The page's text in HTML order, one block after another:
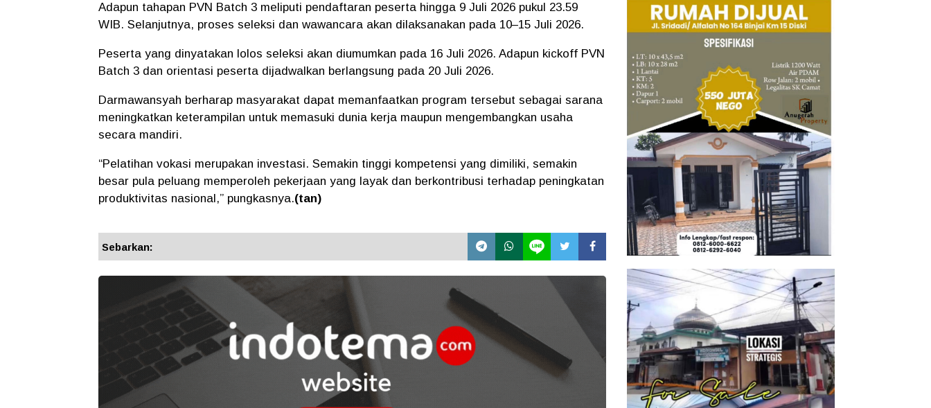
Adapun tahapan PVN Batch 3 meliputi pendaftaran peserta hingga 9 Juli 2026 pukul 23.59
WIB. Selanjutnya, proses seleksi dan wawancara akan dilaksanakan pada 10–15 Juli 2026.
Peserta yang dinyatakan lolos seleksi akan diumumkan pada 16 Juli 2026. Adapun kickoff PVN
Batch 3 dan orientasi peserta dijadwalkan berlangsung pada 20 Juli 2026.
Darmawansyah berharap masyarakat dapat memanfaatkan program tersebut sebagai sarana
meningkatkan keterampilan untuk memasuki dunia kerja maupun mengembangkan usaha
secara mandiri.
“Pelatihan vokasi merupakan investasi. Semakin tinggi kompetensi yang dimiliki, semakin
besar pula peluang memperoleh pekerjaan yang layak dan berkontribusi terhadap peningkatan
produktivitas nasional,” pungkasnya.(tan)
Sebarkan: